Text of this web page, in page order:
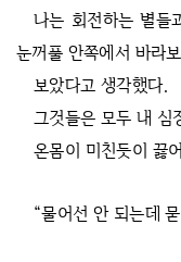
나는 회전하는 별들
눈꺼풀 안쪽에서 바라
보았다고 생각했다.
그것들은 모두 내 심
온몸이 미친듯이 끓
“물어선 안 되는데